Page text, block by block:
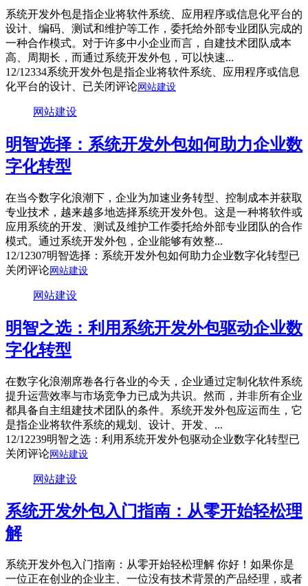
系统开发外包是指企业将软件系统、应用程序或信息化平台的
设计、编码、测试和维护等工作，委托给外部专业团队完成的
一种合作模式。对于许多中小企业而言，自建技术团队成本
高、周期长，而通过系统开发外包，可以快速...
12/12334系统开发外包是指企业将软件系统、应用程序或信息
化平台的设计、 已关闭评论网站建设
网站建设
明智选择：系统开发外包如何助力企业数
字化转型
在当今数字化浪潮下，企业为加速业务转型、控制成本并获取
专业技术，越来越多地选择系统开发外包。这是一种将软件或
应用系统的开发、测试及维护工作委托给外部专业团队的合作
模式。通过系统开发外包，企业能够有效整...
12/12307明智选择：系统开发外包如何助力企业数字化转型已
关闭评论网站建设
网站建设
明智之选：利用系统开发外包驱动企业数
字化转型
在数字化浪潮席卷各行各业的今天，企业通过定制化软件系统
提升运营效率与市场竞争力已成为共识。然而，并非所有企业
都具备自主组建技术团队的条件。系统开发外包应运而生，它
是指企业将软件系统的规划、设计、开发、...
12/12239明智之选：利用系统开发外包驱动企业数字化转型已
关闭评论网站建设
网站建设
系统开发外包入门指南：从零开始轻松理
解
系统开发外包入门指南：从零开始轻松理解 你好！如果你是
一位正在创业的企业主、一位没有技术背景的产品经理，或者